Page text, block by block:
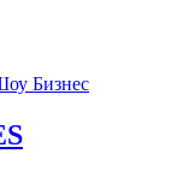
Бизнес